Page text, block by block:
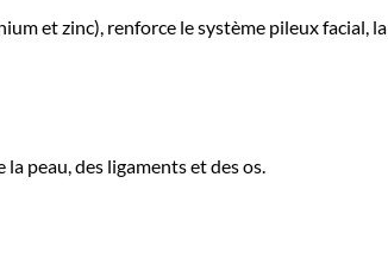
et zinc), renforce le système pileux facial, la
peau, des ligaments et des os.